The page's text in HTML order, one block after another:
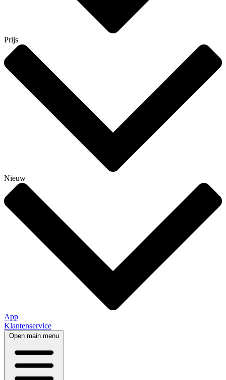
Prijs
Nieuw
App
Klantenservice
Open main menu